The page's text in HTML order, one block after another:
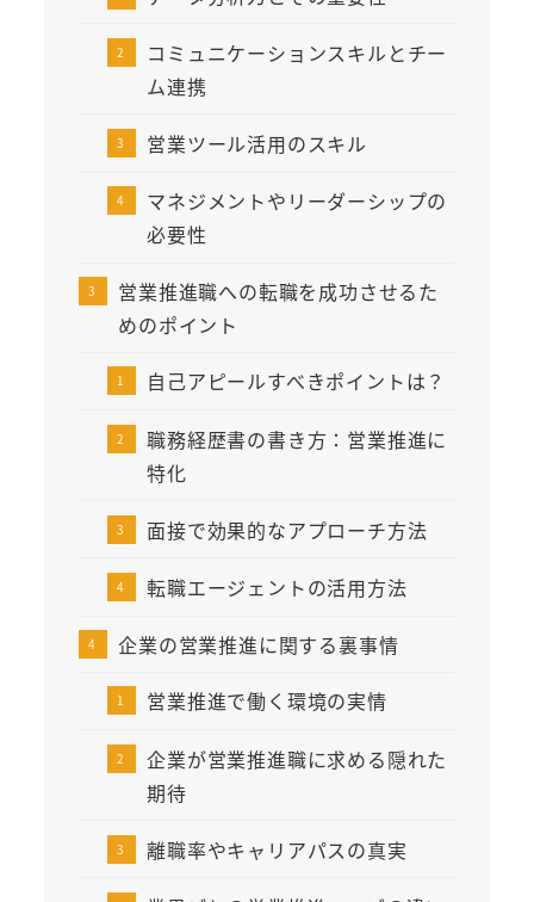
コミュニケーションスキルとチー
ム連携
営業ツール活用のスキル
マネジメントやリーダーシップの
必要性
営業推進職への転職を成功させるた
めのポイント
自己アピールすべきポイントは？
職務経歴書の書き方：営業推進に
特化
面接で効果的なアプローチ方法
転職エージェントの活用方法
企業の営業推進に関する裏事情
営業推進で働く環境の実情
企業が営業推進職に求める隠れた
期待
離職率やキャリアパスの真実